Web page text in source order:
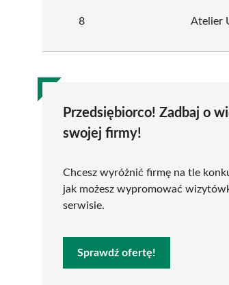
8 Atelier
Przedsiębiorco! Zadbaj o
swojej firmy!
Chcesz wyróżnić firmę na tle
jak możesz wypromować
serwisie.
Sprawdź ofertę!